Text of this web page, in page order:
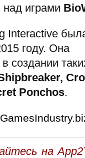
играми
Interactive
году. Она
создании
Ponchos.
на